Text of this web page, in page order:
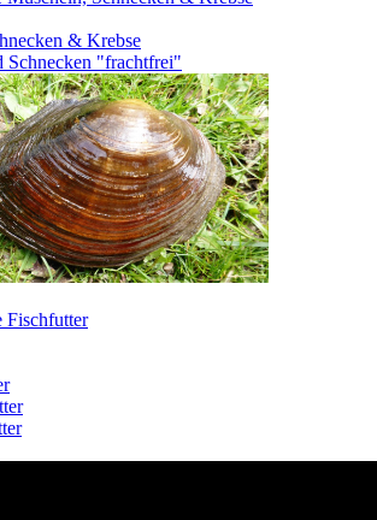
& Krebse
Schnecken "frachtfrei"
Fischfutter